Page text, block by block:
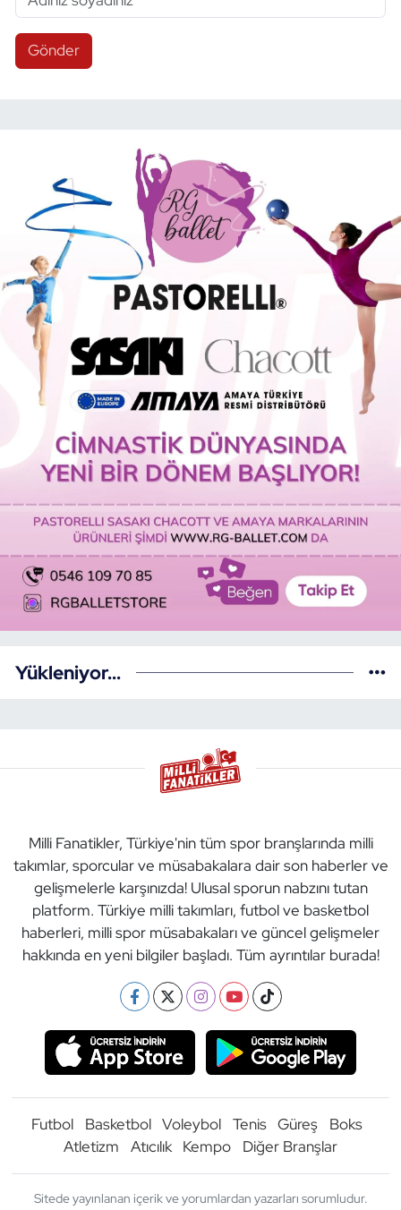
Gönder
Yükleniyor...
Milli Fanatikler, Türkiye'nin tüm spor branşlarında milli
takımlar, sporcular ve müsabakalara dair son haberler ve
gelişmelerle karşınızda! Ulusal sporun nabzını tutan
platform. Türkiye milli takımları, futbol ve basketbol
haberleri, milli spor müsabakaları ve güncel gelişmeler
hakkında en yeni bilgiler başladı. Tüm ayrıntılar burada!
Futbol Basketbol Voleybol Tenis Güreş
Boks
Atletizm
Atıcılık Kempo Diğer Branşlar
Sitede yayınlanan içerik ve yorumlardan yazarları sorumludur.